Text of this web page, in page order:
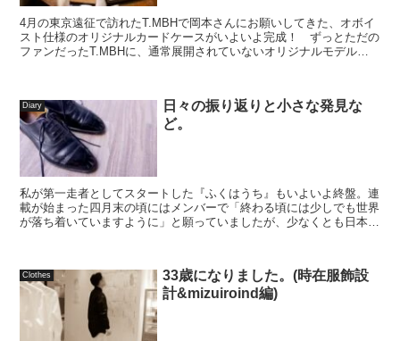
4月の東京遠征で訪れたT.MBHで岡本さんにお願いしてきた、オボイ
スト仕様のオリジナルカードケースがいよいよ完成！ ずっとただの
ファンだったT.MBHに、通常展開されていないオリジナルモデルを
Diary
日々の振り返りと小さな発見な
ど。
私が第一走者としてスタートした『ふくはうち』もいよいよ終盤。連
載が始まった四月末の頃にはメンバーで「終わる頃には少しでも世界
が落ち着いていますように」と願っていましたが、少なくとも日本に
Clothes
33歳になりました。(時在服飾設
計&mizuiroind編)